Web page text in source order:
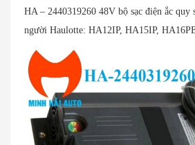
HA – 2440319260 48V bộ sạc điện ắc quy
người Haulotte: HA12IP, HA15IP,